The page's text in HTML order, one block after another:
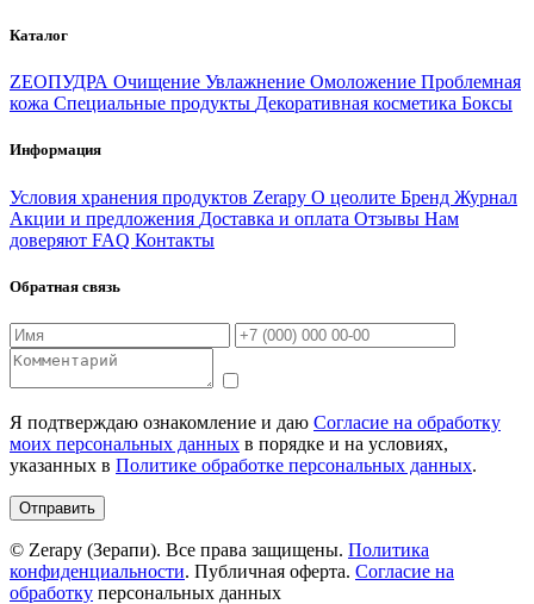
Каталог
ZEOПУДРА Очищение Увлажнение Омоложение Проблемная
кожа Специальные продукты Декоративная косметика Боксы
Информация
Условия хранения продуктов Zerapy О цеолите Бренд Журнал
Акции и предложения Доставка и оплата Отзывы Нам
доверяют FAQ Контакты
Обратная связь
Я подтверждаю ознакомление и даю Согласие на обработку
моих персональных данных в порядке и на условиях,
указанных в Политике обработке персональных данных.
Отправить
© Zerapy (Зерапи). Все права защищены. Политика
конфиденциальности. Публичная оферта. Согласие на
обработку персональных данных